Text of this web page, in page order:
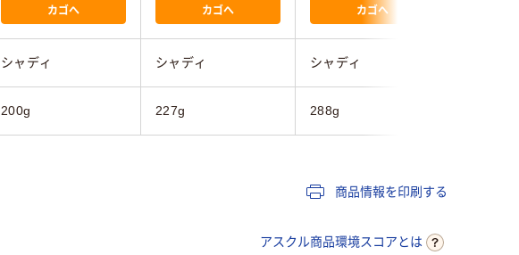
カゴへ カゴへ カゴへ
シャディ シャディ シャディ
200g 227g 288g
商品情報を印刷する
アスクル商品環境スコアとは